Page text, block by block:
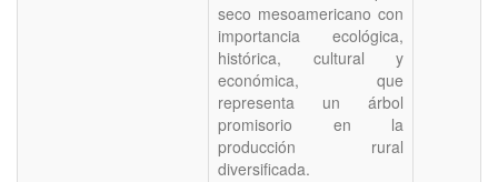
seco mesoamericano con
importancia ecológica,
histórica, cultural y
económica, que
representa un árbol
promisorio en la
producción rural
diversificada.